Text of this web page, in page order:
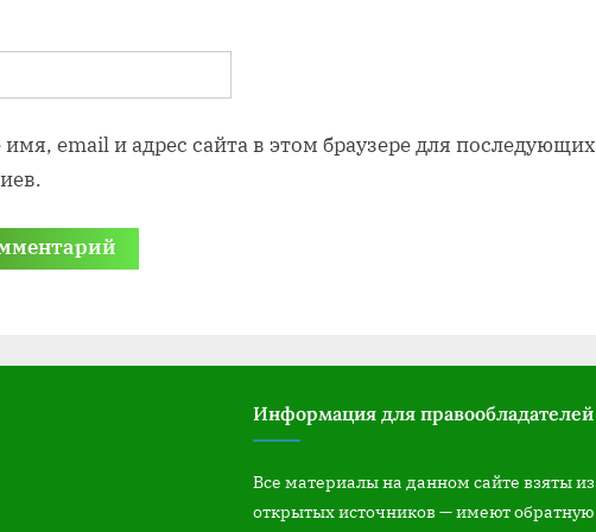
email и адрес сайта в этом браузере для последующих
Информация для правообладателей
Все материалы на данном сайте взяты из
открытых источников — имеют обратную